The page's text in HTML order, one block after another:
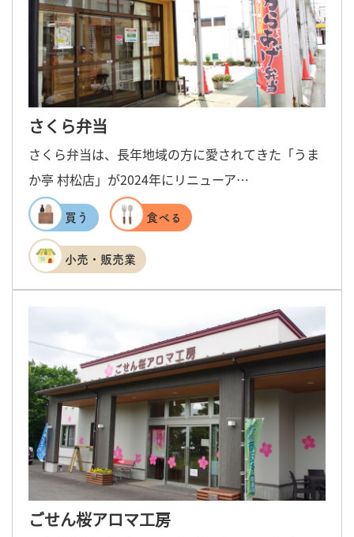
さくら弁当
さくら弁当は、長年地域の方に愛されてきた「うま
か亭 村松店」が2024年にリニューア…
買う 食べる
小売・販売業
ごせん桜アロマ工房